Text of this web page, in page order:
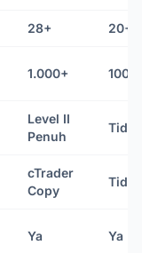
28+ 20+
1.000+
Level II
Penuh
Tidak
cTrader
Copy
Tidak
Ya Ya